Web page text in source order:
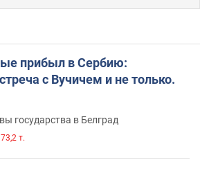
прибыл в Сербию:
с Вучичем и не только.
государства в Белград
73,2 т.